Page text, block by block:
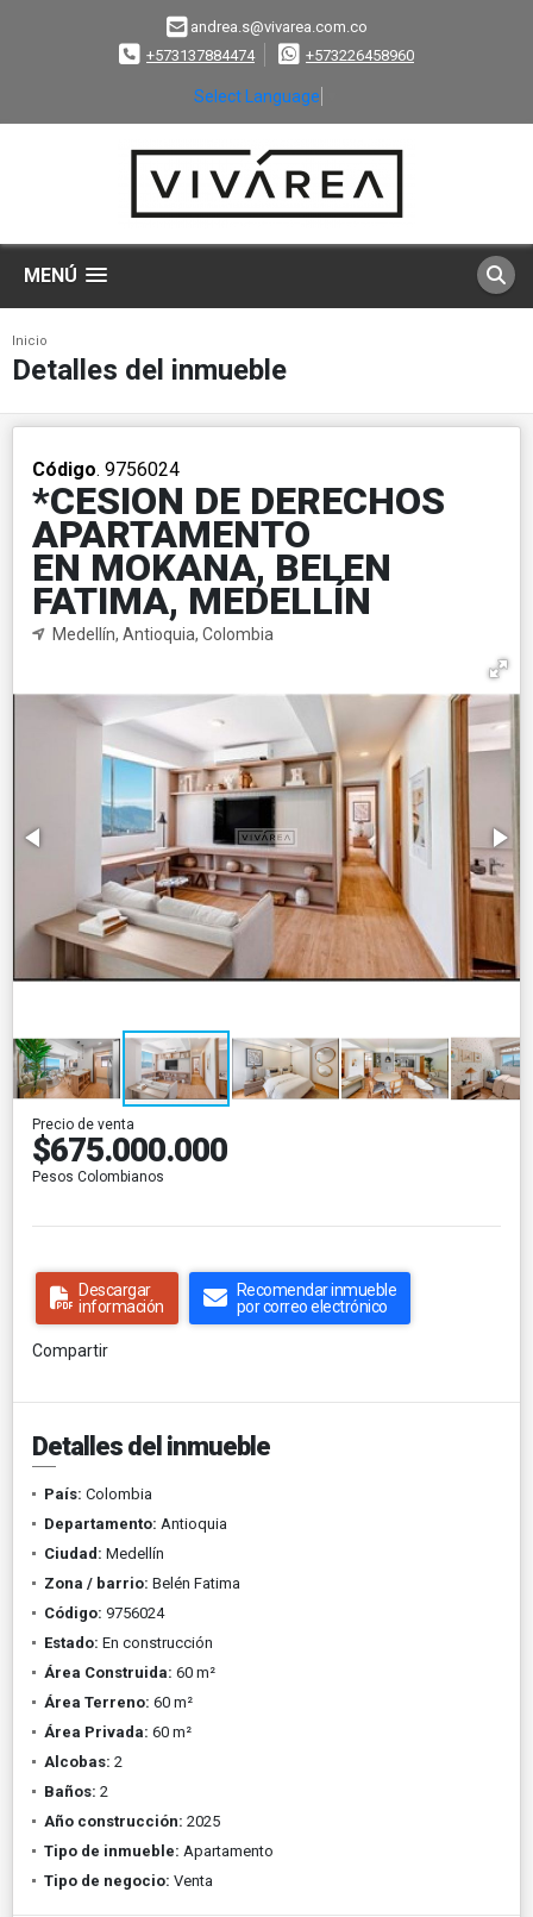
andrea.s@vivarea.com.co
+573137884474
+573226458960
Select Language
MENÚ
Inicio
Detalles del inmueble
Código. 9756024
*CESION DE DERECHOS
APARTAMENTO
EN MOKANA, BELEN
FATIMA, MEDELLÍN
Medellín, Antioquia, Colombia
Precio de venta
$675.000.000
Pesos Colombianos
Descargar
información
Recomendar inmueble
por correo electrónico
Compartir
Detalles del inmueble
País: Colombia
Departamento: Antioquia
Ciudad: Medellín
Zona / barrio: Belén Fatima
Código: 9756024
Estado: En construcción
Área Construida: 60 m²
Área Terreno: 60 m²
Área Privada: 60 m²
Alcobas: 2
Baños: 2
Año construcción: 2025
Tipo de inmueble: Apartamento
Tipo de negocio: Venta